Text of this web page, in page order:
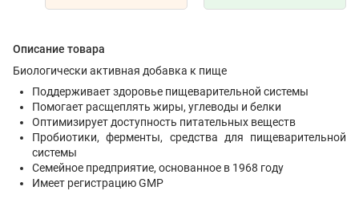
Описание товара
Биологически активная добавка к пище
Поддерживает здоровье пищеварительной системы
Помогает расщеплять жиры, углеводы и белки
Оптимизирует доступность питательных веществ
Пробиотики, ферменты, средства для пищеварительной
системы
Семейное предприятие, основанное в 1968 году
Имеет регистрацию GMP